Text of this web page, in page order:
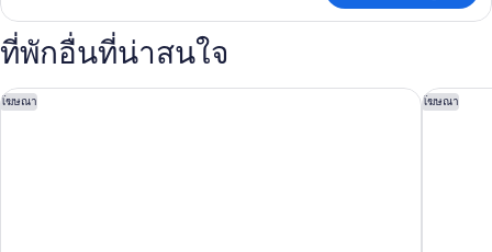
เกี่ยว
กับ
Superior
ที่พักอื่นที่น่าสนใจ
โฆษณา
เดอะ เบิร์กลีย์, เมย์บอร์น โฆษณา
ดิ เอมอรี